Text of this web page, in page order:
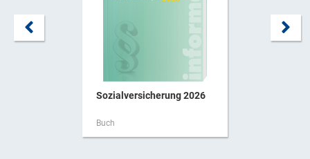
Sozialversicherung 2026
Buch